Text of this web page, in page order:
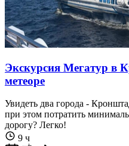
Экскурсия Мегатур в
метеоре
Увидеть два города -
при этом потратить
дорогу? Легко!
9 ч